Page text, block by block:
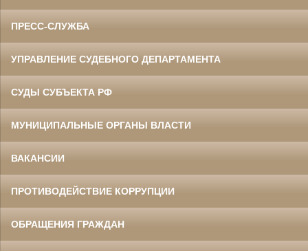
ПРЕСС-СЛУЖБА
УПРАВЛЕНИЕ СУДЕБНОГО ДЕПАРТАМЕНТА
СУДЫ СУБЪЕКТА РФ
МУНИЦИПАЛЬНЫЕ ОРГАНЫ ВЛАСТИ
ВАКАНСИИ
ПРОТИВОДЕЙСТВИЕ КОРРУПЦИИ
ОБРАЩЕНИЯ ГРАЖДАН